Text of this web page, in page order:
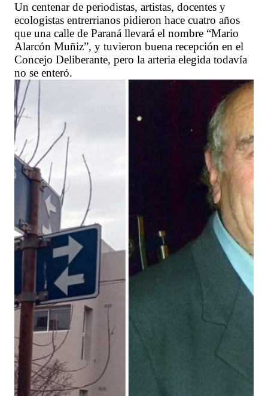
Un centenar de periodistas, artistas, docentes y
ecologistas entrerrianos pidieron hace cuatro años
que una calle de Paraná llevará el nombre “Mario
Alarcón Muñiz”, y tuvieron buena recepción en el
Concejo Deliberante, pero la arteria elegida todavía
no se enteró.